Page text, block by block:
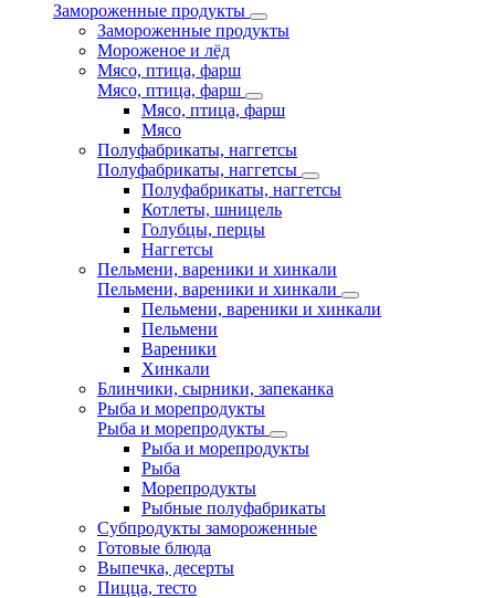
Замороженные продукты
Замороженные продукты
Мороженое и лёд
Мясо, птица, фарш
Мясо, птица, фарш
Мясо, птица, фарш
Мясо
Полуфабрикаты, наггетсы
Полуфабрикаты, наггетсы
Полуфабрикаты, наггетсы
Котлеты, шницель
Голубцы, перцы
Наггетсы
Пельмени, вареники и хинкали
Пельмени, вареники и хинкали
Пельмени, вареники и хинкали
Пельмени
Вареники
Хинкали
Блинчики, сырники, запеканка
Рыба и морепродукты
Рыба и морепродукты
Рыба и морепродукты
Рыба
Морепродукты
Рыбные полуфабрикаты
Субпродукты замороженные
Готовые блюда
Выпечка, десерты
Пицца, тесто